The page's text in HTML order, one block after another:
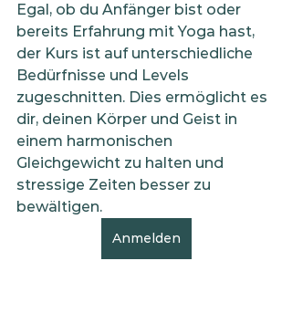
Egal, ob du Anfänger bist oder
bereits Erfahrung mit Yoga hast,
der Kurs ist auf unterschiedliche
Bedürfnisse und Levels
zugeschnitten. Dies ermöglicht es
dir, deinen Körper und Geist in
einem harmonischen
Gleichgewicht zu halten und
stressige Zeiten besser zu
bewältigen.
Anmelden